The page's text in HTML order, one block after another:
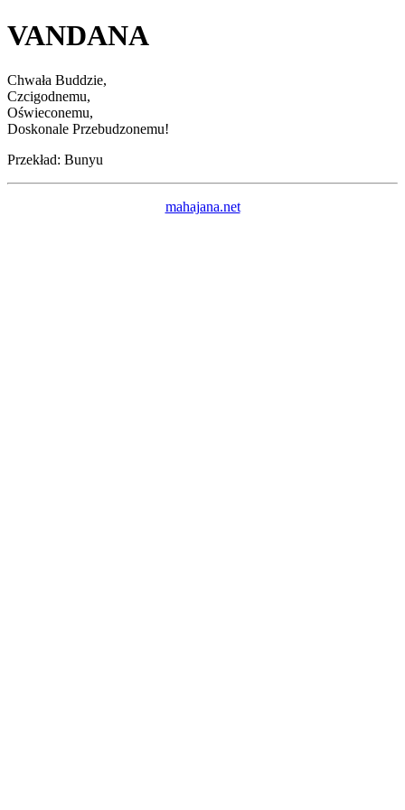
VANDANA
Chwała Buddzie,
Czcigodnemu,
Oświeconemu,
Doskonale Przebudzonemu!
Przekład: Bunyu
mahajana.net